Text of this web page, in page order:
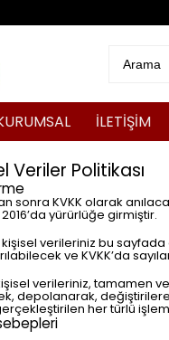
İLETİŞİM
Veriler Politikası
sonra KVKK olarak
2016’da yürürlüğe girmiştir.
kişisel verileriniz bu
ve KVKK’da
kişisel verileriniz,
her türlü